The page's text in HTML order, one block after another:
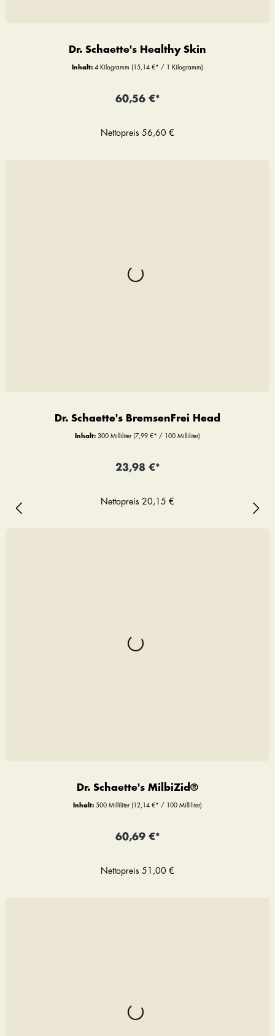
Dr. Schaette's Healthy Skin
Inhalt: 4 Kilogramm (15,14 €* / 1 Kilogramm)
60,56 €*
Nettopreis 56,60 €
Dr. Schaette's BremsenFrei Head
Inhalt: 300 Milliliter (7,99 €* / 100 Milliliter)
23,98 €*
Nettopreis 20,15 €
Dr. Schaette's MilbiZid®
Inhalt: 500 Milliliter (12,14 €* / 100 Milliliter)
60,69 €*
Nettopreis 51,00 €